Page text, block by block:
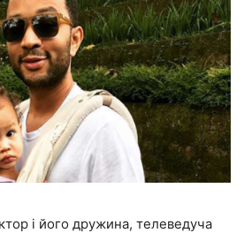
і його дружина, телеведуча